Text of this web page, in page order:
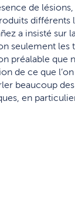
de
différents
a insisté sur
seulement les
préalable que
de ce que
beaucoup
en